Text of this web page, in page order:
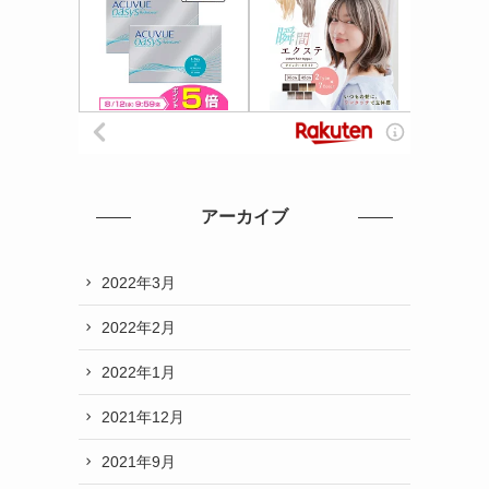
アーカイブ
2022年3月
2022年2月
2022年1月
2021年12月
2021年9月